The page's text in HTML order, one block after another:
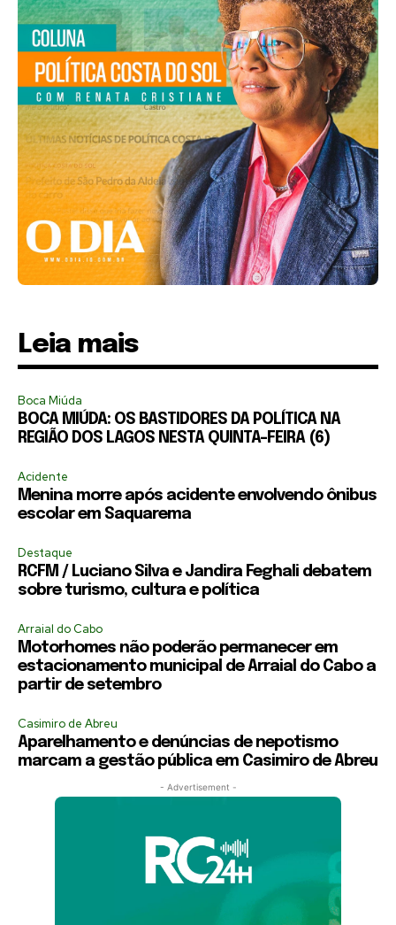
Leia mais
Boca Miúda
BOCA MIÚDA: OS BASTIDORES DA POLÍTICA NA
REGIÃO DOS LAGOS NESTA QUINTA-FEIRA (6)
Acidente
Menina morre após acidente envolvendo ônibus
escolar em Saquarema
Destaque
RCFM / Luciano Silva e Jandira Feghali debatem
sobre turismo, cultura e política
Arraial do Cabo
Motorhomes não poderão permanecer em
estacionamento municipal de Arraial do Cabo a
partir de setembro
Casimiro de Abreu
Aparelhamento e denúncias de nepotismo
marcam a gestão pública em Casimiro de Abreu
- Advertisement -